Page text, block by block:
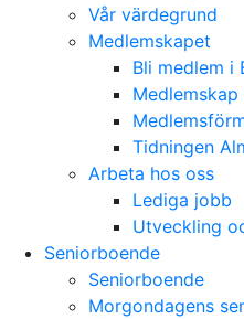
Vår värdegrund
Medlemskapet
Bli medlem i
Tidningen
Arbeta hos oss
Lediga jobb
Utveckling
Seniorboende
Seniorboende
Morgondagens